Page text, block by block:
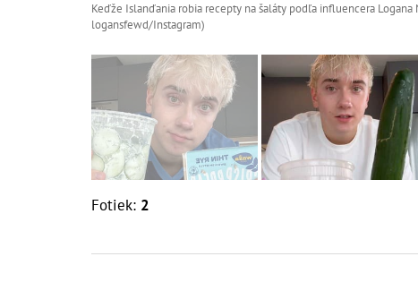
Keďže Islanďania robia recepty na šaláty podľa influencera
logansfewd/Instagram)
Fotiek: 2